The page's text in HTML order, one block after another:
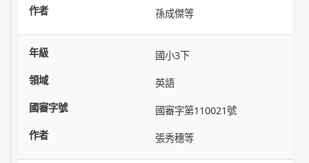
孫成傑等
國小3下
英語
國審字第110021號
張秀穗等